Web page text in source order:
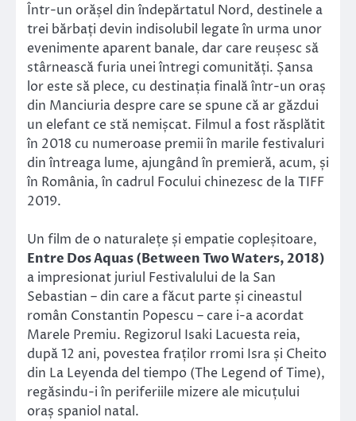
Într-un orășel din îndepărtatul Nord, destinele a
trei bărbați devin indisolubil legate în urma unor
evenimente aparent banale, dar care reușesc să
stârnească furia unei întregi comunități. Șansa
lor este să plece, cu destinația finală într-un oraș
din Manciuria despre care se spune că ar găzdui
un elefant ce stă nemișcat. Filmul a fost răsplătit
în 2018 cu numeroase premii în marile festivaluri
din întreaga lume, ajungând în premieră, acum, și
în România, în cadrul Focului chinezesc de la TIFF
2019.
Un film de o naturalețe și empatie copleșitoare,
Entre Dos Aquas (Between Two Waters, 2018)
a impresionat juriul Festivalului de la San
Sebastian – din care a făcut parte și cineastul
român Constantin Popescu – care i-a acordat
Marele Premiu. Regizorul Isaki Lacuesta reia,
după 12 ani, povestea fraților rromi Isra și Cheito
din La Leyenda del tiempo (The Legend of Time),
regăsindu-i în periferiile mizere ale micuțului
oraș spaniol natal.